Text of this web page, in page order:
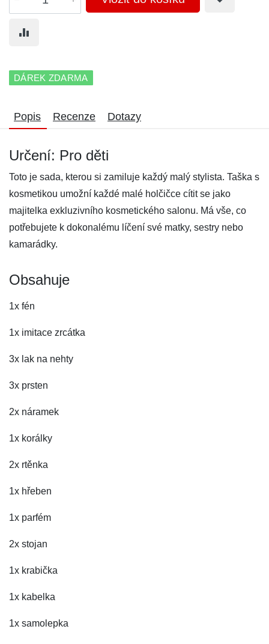
DÁREK ZDARMA
Popis Recenze Dotazy
Určení: Pro děti
Toto je sada, kterou si zamiluje každý malý stylista. Taška s
kosmetikou umožní každé malé holčičce cítit se jako
majitelka exkluzivního kosmetického salonu. Má vše, co
potřebujete k dokonalému líčení své matky, sestry nebo
kamarádky.
Obsahuje
1x fén
1x imitace zrcátka
3x lak na nehty
3x prsten
2x náramek
1x korálky
2x rtěnka
1x hřeben
1x parfém
2x stojan
1x krabička
1x kabelka
1x samolepka